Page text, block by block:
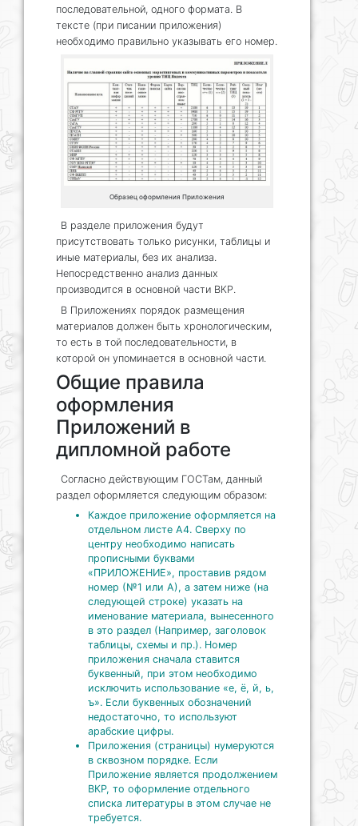
последовательной, одного формата. В
тексте (при писании приложения)
необходимо правильно указывать его номер.
Образец оформления Приложения
В разделе приложения будут
присутствовать только рисунки, таблицы и
иные материалы, без их анализа.
Непосредственно анализ данных
производится в основной части ВКР.
В Приложениях порядок размещения
материалов должен быть хронологическим,
то есть в той последовательности, в
которой он упоминается в основной части.
Общие правила
оформления
Приложений в
дипломной работе
Согласно действующим ГОСТам, данный
раздел оформляется следующим образом:
Каждое приложение оформляется на
отдельном листе А4. Сверху по
центру необходимо написать
прописными буквами
«ПРИЛОЖЕНИЕ», проставив рядом
номер (№1 или А), а затем ниже (на
следующей строке) указать на
именование материала, вынесенного
в это раздел (Например, заголовок
таблицы, схемы и пр.). Номер
приложения сначала ставится
буквенный, при этом необходимо
исключить использование «е, ё, й, ь,
ъ». Если буквенных обозначений
недостаточно, то используют
арабские цифры.
Приложения (страницы) нумеруются
в сквозном порядке. Если
Приложение является продолжением
ВКР, то оформление отдельного
списка литературы в этом случае не
требуется.